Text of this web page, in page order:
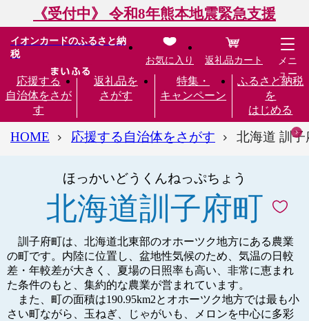
《受付中》 令和8年熊本地震緊急支援
イオンカードのふるさと納
税
応援する
自治体をさが
す
返礼品を
さがす
特集・
キャンペーン
ふるさと納税
を
はじめる
お気に入り 返礼品カート
メニ
ュー
HOME 応援する自治体をさがす 北海道 訓子
ほっかいどうくんねっぷちょう
北海道訓子府町
訓子府町は、北海道北東部のオホーツク地方にある農業
の町です。内陸に位置し、盆地性気候のため、気温の日較
差・年較差が大きく、夏場の日照率も高い、非常に恵まれ
た条件のもと、集約的な農業が営まれています。
また、町の面積は190.95km2とオホーツク地方では最も小
さい町ながら、玉ねぎ、じゃがいも、メロンを中心に多彩